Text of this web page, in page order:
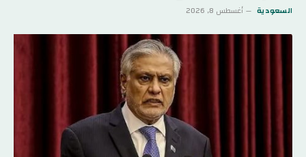
السعودية أغسطس 8, 2026